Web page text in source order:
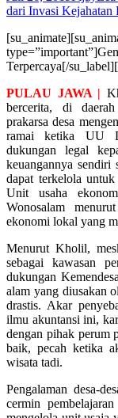
dari Invasi Kejahatan
Terpercaya[/
PULAU JAWA |
bercerita, di
prakarsa desa
ramai ketika UU
dukungan legal
keuangannya
dapat terkelola untuk
Unit usaha
Wonosalam
ekonomi lokal yang
Menurut Kholil,
sebagai kawasan
dukungan
alam yang diusakan
drastis. Akar
ilmu akuntansi ini,
dengan pihak perum
baik, pecah ketika
wisata tadi.
Pengalaman desa-
cermin